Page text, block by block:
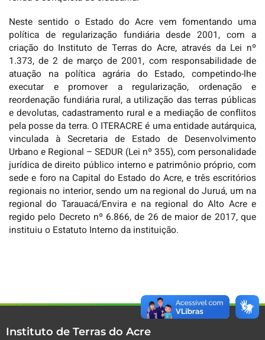
Neste sentido o Estado do Acre vem fomentando uma
política de regularização fundiária desde 2001, com a
criação do Instituto de Terras do Acre, através da Lei nº
1.373, de 2 de março de 2001, com responsabilidade de
atuação na política agrária do Estado, competindo-lhe
executar e promover a regularização, ordenação e
reordenação fundiária rural, a utilização das terras públicas
e devolutas, cadastramento rural e a mediação de conflitos
pela posse da terra. O ITERACRE é uma entidade autárquica,
vinculada à Secretaria de Estado de Desenvolvimento
Urbano e Regional – SEDUR (Lei nº 355), com personalidade
jurídica de direito público interno e patrimônio próprio, com
sede e foro na Capital do Estado do Acre, e três escritórios
regionais no interior, sendo um na regional do Juruá, um na
regional do Tarauacá/Envira e na regional do Alto Acre e
regido pelo Decreto nº 6.866, de 26 de maior de 2017, que
instituiu o Estatuto Interno da instituição.
Instituto de Terras do Acre